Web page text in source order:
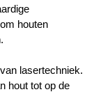
houten
lasertechniek.
hout tot op de